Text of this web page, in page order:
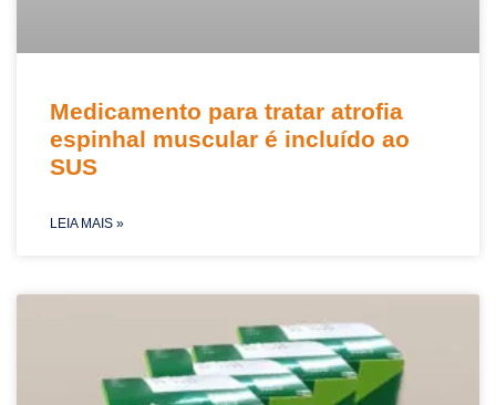
Medicamento para tratar atrofia
espinhal muscular é incluído ao
SUS
LEIA MAIS »